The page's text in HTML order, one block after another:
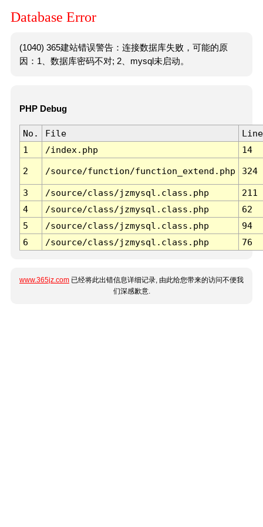
Database Error
(1040) 365建站错误警告：连接数据库失败，可能的原
因：1、数据库密码不对; 2、mysql未启动。
PHP Debug
No. File
Line
1
/index.php 14
2 /source/function/function_extend.php 324
3 /source/class/jzmysql.class.php
211
4
/source/class/jzmysql.class.php
62
5
/source/class/jzmysql.class.php
94
6
/source/class/jzmysql.class.php 76
www.365jz.com 已经将此出错信息详细记录, 由此给您带来的访问不便我
们深感歉意.